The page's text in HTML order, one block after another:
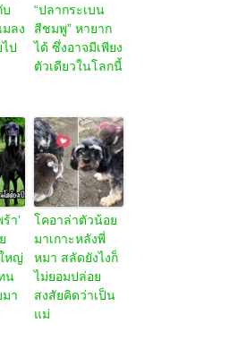
บ
มลง
ป
“ปลากระเบน
สีชมพู” หายาก
ได้ ซึ่งอาจมีเพียง
ตัวเดียวในโลกนี้
า’
หญ่
น
มา
โคอาล่าตัวน้อย
มาเกาะหลังพี่
หมา สลัดยังไงก็
ไม่ยอมปล่อย
สงสัยคิดว่าเป็น
แม่